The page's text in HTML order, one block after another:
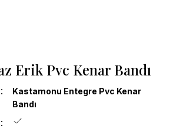
Erik Pvc Kenar Bandı
Kastamonu Entegre Pvc Kenar
Bandı